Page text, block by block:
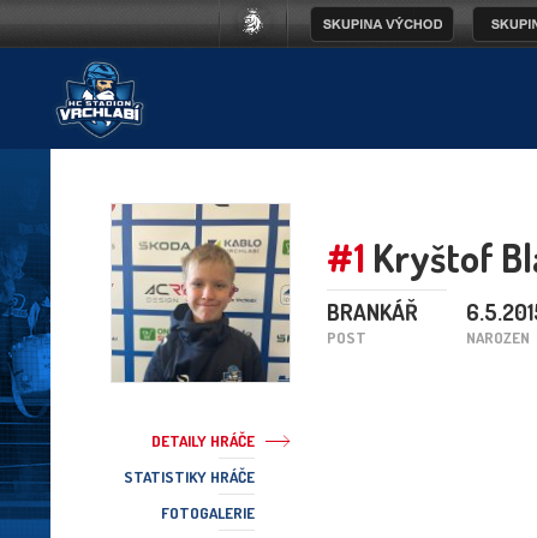
#1 Kryštof
BRANKÁŘ
POST NAROZEN
DETAILY HRÁČE
STATISTIKY HRÁČE
FOTOGALERIE